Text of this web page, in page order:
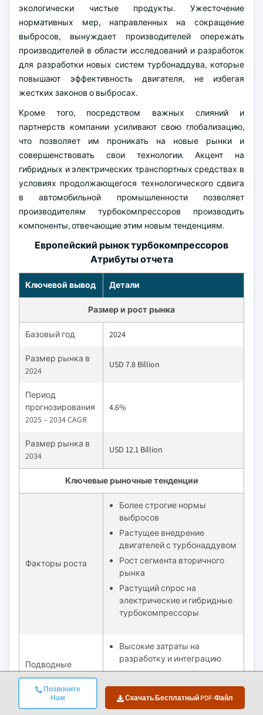
Позвоните
Нам
Скачать Бесплатный PDF-Файл
экологически чистые продукты. Ужесточение
нормативных мер, направленных на сокращение
выбросов, вынуждает производителей опережать
производителей в области исследований и разработок
для разработки новых систем турбонаддува, которые
повышают эффективность двигателя, не избегая
жестких законов о выбросах.
Кроме того, посредством важных слияний и
партнерств компании усиливают свою глобализацию,
что позволяет им проникать на новые рынки и
совершенствовать свои технологии. Акцент на
гибридных и электрических транспортных средствах в
условиях продолжающегося технологического сдвига
в автомобильной промышленности позволяет
производителям турбокомпрессоров производить
компоненты, отвечающие этим новым тенденциям.
Европейский рынок турбокомпрессоров
Атрибуты отчета
Ключевой вывод Детали
Размер и рост рынка
Базовый год 2024
Размер рынка в
2024
USD 7.8 Billion
Период
прогнозирования
2025 – 2034 CAGR
4.6%
Размер рынка в
2034
USD 12.1 Billion
Ключевые рыночные тенденции
Факторы роста
Более строгие нормы
выбросов
Растущее внедрение
двигателей с турбонаддувом
Рост сегмента вторичного
рынка
Растущий спрос на
электрические и гибридные
турбокомпрессоры
Подводные
камни и
проблемы
Высокие затраты на
разработку и интеграцию
Комплексные требования к
техническому
обслуживанию и ремонту